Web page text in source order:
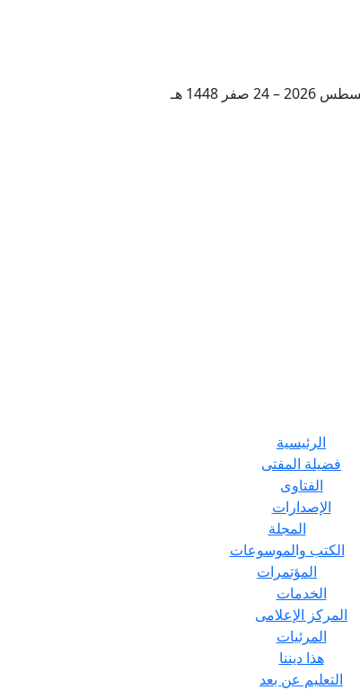
الرئيسية
فضيلة المفتى
الفتاوى
الإصدارات
المجلة
الكتب والموسوعات
المؤتمرات
الخدمات
المركز الإعلامى
المرئيات
هذا ديننا
التعليم عن بعد